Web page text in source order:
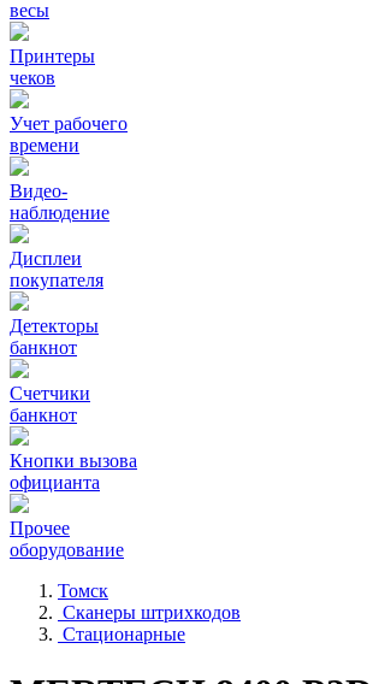
весы
Принтеры
чеков
Учет рабочего
времени
Видео‑
наблюдение
Дисплеи
покупателя
Детекторы
банкнот
Счетчики
банкнот
Кнопки вызова
официанта
Прочее
оборудование
Томск
Сканеры штрихкодов
Стационарные